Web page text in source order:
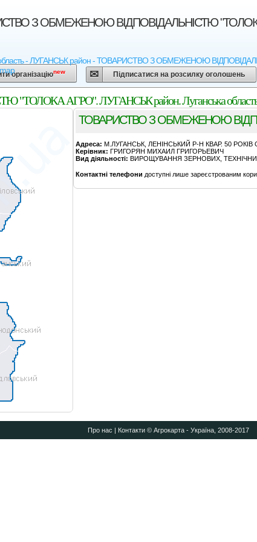
З ОБМЕЖЕНОЮ ВIДПОВIДАЛЬНIСТЮ "ТОЛОКА
область - ЛУГАНСЬК район - ТОВАРИСТВО З ОБМЕЖЕНОЮ
організаціюnew Підписатися на розсилку оголошень
АГРО". ЛУГАНСЬК район. Луганська
ТОВАРИСТВО З ОБМЕЖЕНОЮ
Адреса: М.ЛУГАНСЬК, ЛЕНIНСЬКИЙ Р-Н КВАР. 50
Керівник: ГРИГОРЯН МИХАИЛ ГРИГОРЬЕВИЧ
Вид діяльності: ВИРОЩУВАННЯ ЗЕРНОВИХ,
Контактні телефони доступні лише зареєстрованим
Про нас | Контакти© Агрокарта - Україна, 2008-2017